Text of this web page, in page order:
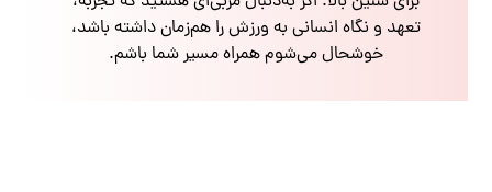
تعهد و نگاه انسانی به ورزش را هم‌زمان داشته باشد،
خوشحال می‌شوم همراه مسیر شما باشم.